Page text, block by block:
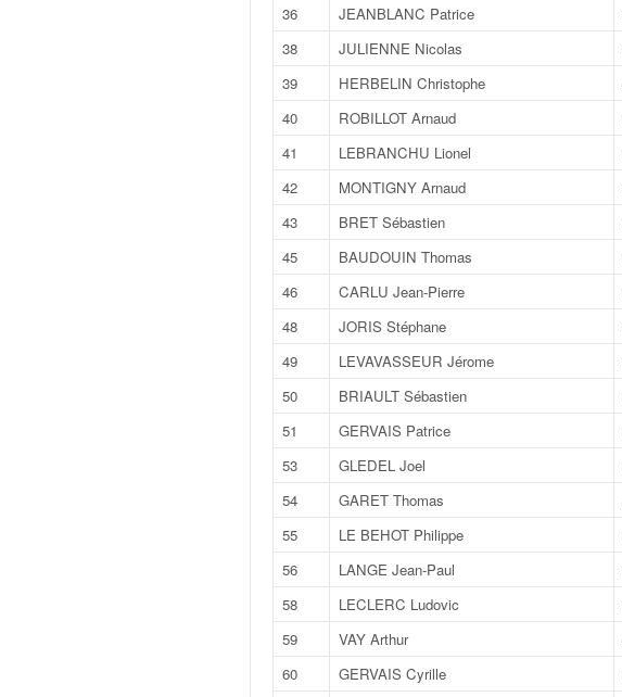
36
JEANBLANC Patrice
38
JULIENNE Nicolas
39
HERBELIN Christophe
40
ROBILLOT Arnaud
41
LEBRANCHU Lionel
42
MONTIGNY Arnaud
43
BRET Sébastien
45
BAUDOUIN Thomas
46
CARLU Jean-Pierre
48
JORIS Stéphane
49
LEVAVASSEUR Jérome
50
BRIAULT Sébastien
51
GERVAIS Patrice
53
GLEDEL Joel
54
GARET Thomas
55
LE BEHOT Philippe
56
LANGE Jean-Paul
58
LECLERC Ludovic
59
VAY Arthur
60
GERVAIS Cyrille